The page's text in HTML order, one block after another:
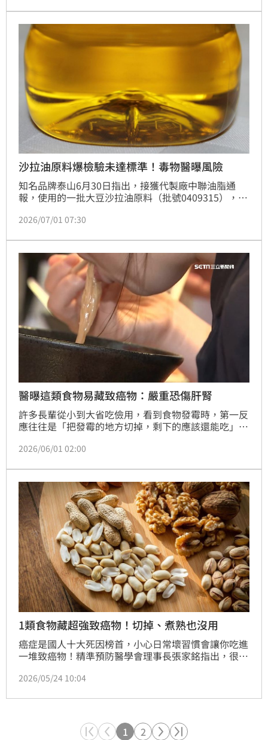
貨。
沙拉油原料爆檢驗未達標準！毒物醫曝風險
知名品牌泰山6月30日指出，接獲代製廠中聯油脂通
報，使用的一批大豆沙拉油原料（批號0409315），經
使用同一批原料的福壽公司也證實致癌物超標。兩大廠
2026/07/01 07:30
醫曝這類食物易藏致癌物：嚴重恐傷肝腎
許多長輩從小到大省吃儉用，看到食物發霉時，第一反
應往往是「把發霉的地方切掉，剩下的應該還能吃」，
已滲入食物內部，即使外觀看起來正常，也不代表安
素B1，恐對健康造成危害。
2026/06/01 02:00
1類食物藏超強致癌物！切掉、煮熟也沒用
癌症是國人十大死因榜首，小心日常壞習慣會讓你吃進
一堆致癌物！精準預防醫學會理事長張家銘指出，很多
下的部分繼續吃，但其實黴菌常常藏在看不到的地方，
放，可能產生出致癌物黃麴毒素B1，影響肝臟和腎
2026/05/24 10:04
1 2